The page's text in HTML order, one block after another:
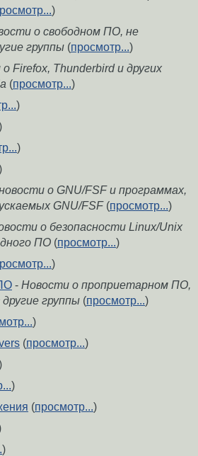
)
о свободном ПО, не
группы (просмотр...)
Firefox, Thunderbird и других
(просмотр...)
)
)
о GNU/FSF и программах,
GNU/FSF(просмотр...)
о безопасности Linux/Unix
ПО (просмотр...)
)
- Новости о проприетарном ПО,
группы (просмотр...)
)
(просмотр...)
)
(просмотр...)
)